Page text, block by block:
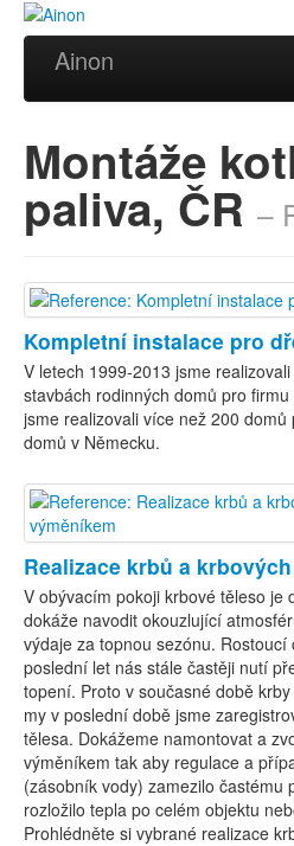
Ainon
Služby
Reference
Certifikáty
Partneři
Kontakt
Montáže
paliva, ČR –
Kompletní instalace pro
V letech 1999-2013 jsme
stavbách rodinných domů pro
jsme realizovali více než 200
domů v Německu.
Realizace krbů a
V obývacím pokoji krbové těleso je
dokáže navodit okouzlující
výdaje za topnou sezónu.
poslední let nás stále častěji nutí
topení. Proto v současné době
my v poslední době jsme
tělesa. Dokážeme namontovat a
výměníkem tak aby regulace a
(zásobník vody) zamezilo častému
rozložilo tepla po celém objektu
Prohlédněte si vybrané realizace